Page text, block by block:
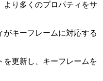
より多くのプロパティをサ
がキーフレームに対応する
を更新し、キーフレームを